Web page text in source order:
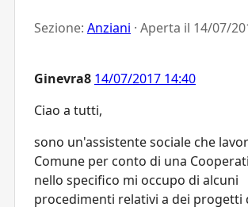
Sezione: Anziani · Aperta il 14/07/
Ginevra8 14/07/2017 14:40
Ciao a tutti,
sono un'assistente sociale che
Comune per conto di una
nello specifico mi occupo di alcuni
procedimenti relativi a dei progetti